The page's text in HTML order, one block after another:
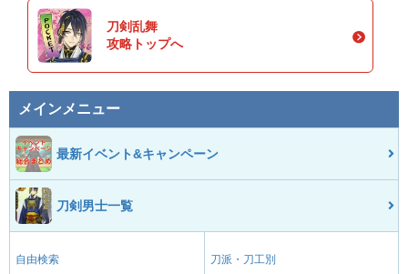
刀剣乱舞
攻略トップへ
メインメニュー
最新イベント&キャンペーン
刀剣男士一覧
自由検索 刀派・刀工別